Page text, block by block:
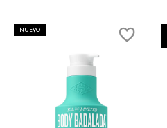
NUEVO